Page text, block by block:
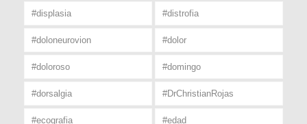
#displasia #distrofia
#doloneurovion #dolor
#doloroso #domingo
#dorsalgia #DrChristianRojas
#ecografia #edad